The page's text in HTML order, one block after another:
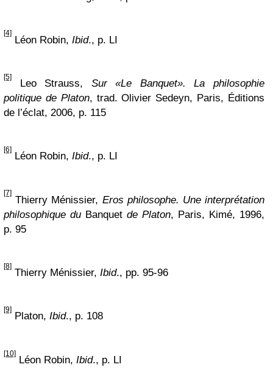
[4]
Léon Robin, Ibid., p. LI
[5]
Leo Strauss, Sur «Le Banquet». La philosophie
politique de Platon, trad. Olivier Sedeyn, Paris, Éditions
de l’éclat, 2006, p. 115
[6]
Léon Robin, Ibid., p. LI
[7]
Thierry Ménissier, Eros philosophe. Une interprétation
philosophique du Banquet de Platon, Paris, Kimé, 1996,
p. 95
[8]
Thierry Ménissier, Ibid., pp. 95-96
[9]
Platon, Ibid., p. 108
[10]
Léon Robin, Ibid., p. LI